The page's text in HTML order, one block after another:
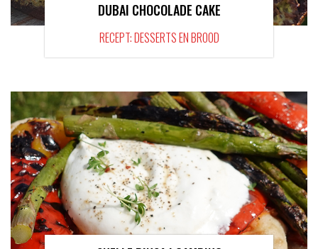
DUBAI CHOCOLADE CAKE
RECEPT: DESSERTS EN BROOD